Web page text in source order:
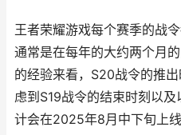
王者荣耀游戏每个赛季的战
通常是在每年的大约两个月
的经验来看，S20战令的推
虑到S19战令的结束时刻以
计会在2025年8月中下旬上线